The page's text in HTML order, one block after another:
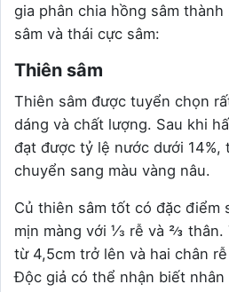
gia phân chia hồng sâm
sâm và thái cực sâm:
Thiên sâm
Thiên sâm được tuyển chọn
dáng và chất lượng. Sau khi
đạt được tỷ lệ nước dưới 14%,
chuyển sang màu vàng nâu.
Củ thiên sâm tốt có đặc điểm
mịn màng với ⅓ rễ và ⅔ thân.
từ 4,5cm trở lên và hai chân
Độc giả có thể nhận biết